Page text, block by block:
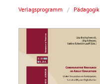
Verlagsprogramm / Pädagogik